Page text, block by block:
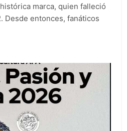
marca, quien falleció
Desde entonces, fanáticos